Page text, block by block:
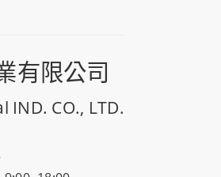
有限公司
IND. CO., LTD.